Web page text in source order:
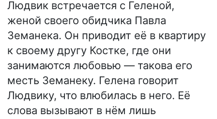
Людвик встречается с Геленой,
женой своего обидчика Павла
Земанека. Он приводит её в квартиру
к своему другу Костке, где они
занимаются любовью — такова его
месть Земанеку. Гелена говорит
Людвику, что влюбилась в него. Её
слова вызывают в нём лишь